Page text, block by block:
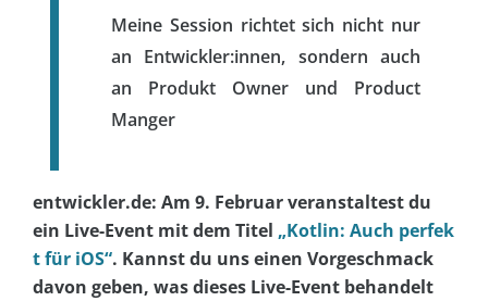
Meine Session richtet sich nicht nur
an Entwickler:innen, sondern auch
an Produkt Owner und Product
Manger
entwickler.de: Am 9. Februar veranstaltest du
ein Live-Event mit dem Titel „Kotlin: Auch perfek
t für iOS“. Kannst du uns einen Vorgeschmack
davon geben, was dieses Live-Event behandelt